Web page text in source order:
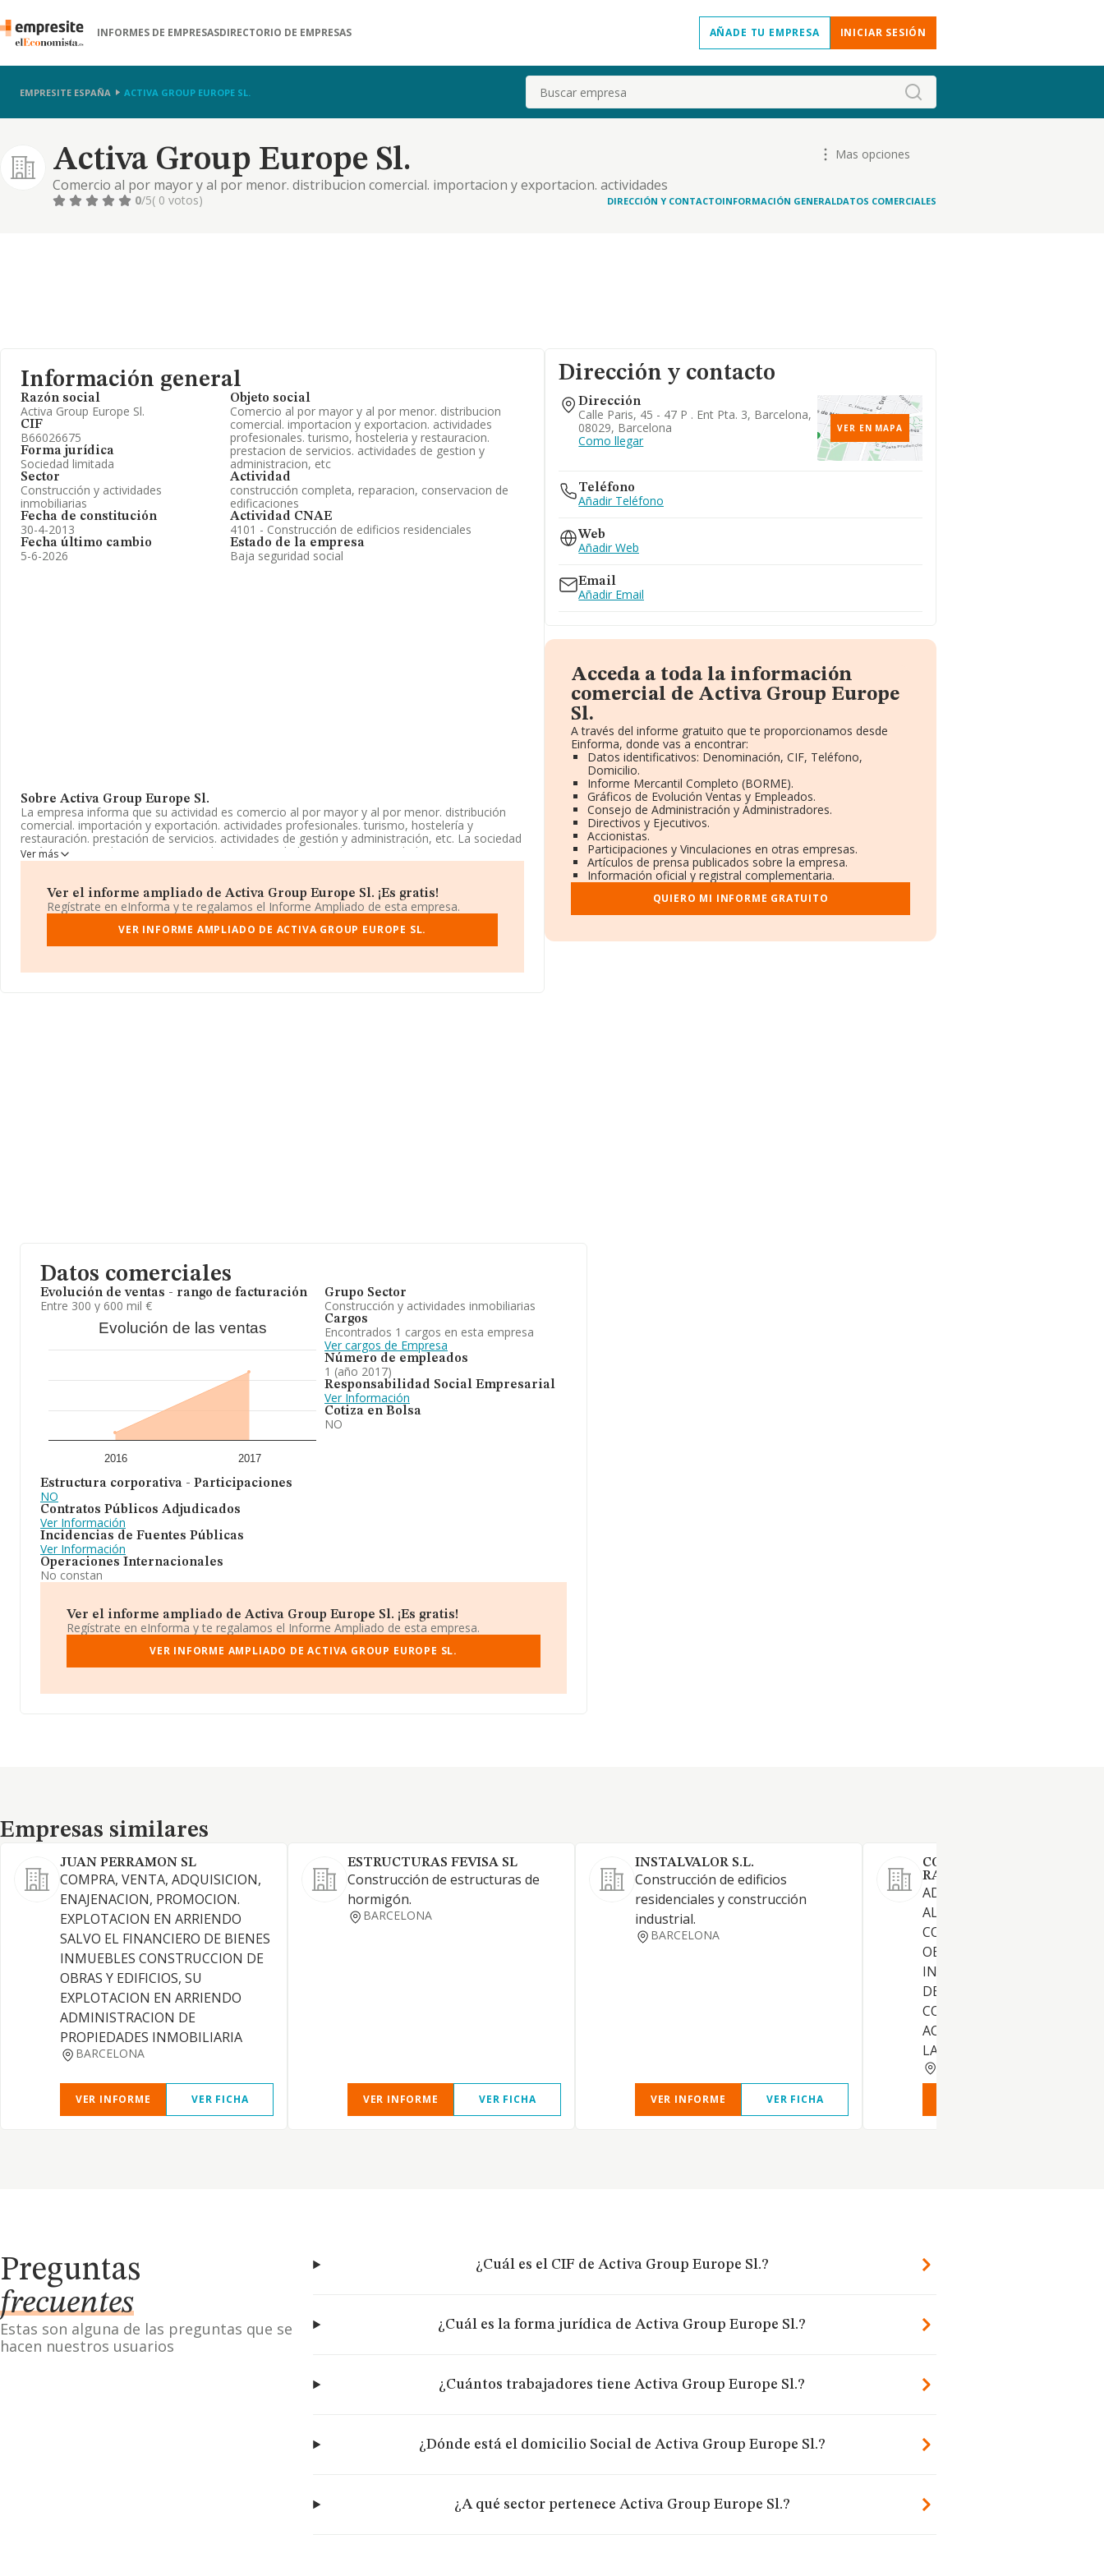
INFORMES DE EMPRESASDIRECTORIO DE EMPRESAS AÑADE TU EMPRESA INICIAR SESIÓN
EMPRESITE ESPAÑA ACTIVA GROUP EUROPE SL. Buscar
Activa Group Europe Sl.
Comercio al por mayor y al por menor. distribucion comercial. importacion y exportacion. actividades
profesionales. turismo, hosteleria y restauracion. prestacion de servicios. actividades de gestion y
Mas opciones
0/5( 0 votos) DIRECCIÓN Y CONTACTOINFORMACIÓN GENERALDATOS COMERCIALES
Información general
Razón social
Activa Group Europe Sl.
CIF
B66026675
Forma jurídica
Sociedad limitada
Sector
Construcción y actividades
inmobiliarias
Fecha de constitución
30-4-2013
Fecha último cambio
5-6-2026
Objeto social
Comercio al por mayor y al por menor. distribucion
comercial. importacion y exportacion. actividades
profesionales. turismo, hosteleria y restauracion.
prestacion de servicios. actividades de gestion y
administracion, etc
Actividad
construcción completa, reparacion, conservacion de
edificaciones
Actividad CNAE
4101 - Construcción de edificios residenciales
Estado de la empresa
Baja seguridad social
Sobre Activa Group Europe Sl.
La empresa informa que su actividad es comercio al por mayor y al por menor. distribución
comercial. importación y exportación. actividades profesionales. turismo, hostelería y
restauración. prestación de servicios. actividades de gestión y administración, etc. La sociedad
está inscrita en el Registro Mercantil como Sociedad Limitada. Su actividad CNAE es '%cnae%'
con código 4101. No realiza actividad de importación y/o exportación.
Teniendo en cuenta la información a disposición de INFORMA, ha contado con un número de
empleados inferior a la media de sector.
La sociedad española Activa Group Europe S.L, con CIF B66026675, se encuentra en Calle
Paris núm. 45 47 P. Ent Pta. 3, (08029), Barcelona, Cataluña.
En base a la información de la que dispone INFORMA sobre 188.948 compañías, a nivel
Ver más
Ver el informe ampliado de Activa Group Europe Sl. ¡Es gratis!
Regístrate en eInforma y te regalamos el Informe Ampliado de esta empresa.
VER INFORME AMPLIADO DE ACTIVA GROUP EUROPE SL.
Dirección y contacto
Dirección
Calle Paris, 45 - 47 P . Ent Pta. 3, Barcelona,
08029, Barcelona
Como llegar
VER EN MAPA
Teléfono
Añadir Teléfono
Web
Añadir Web
Email
Añadir Email
Acceda a toda la información
comercial de Activa Group Europe
Sl.
A través del informe gratuito que te proporcionamos desde
Einforma, donde vas a encontrar:
Datos identificativos: Denominación, CIF, Teléfono,
Domicilio.
Informe Mercantil Completo (BORME).
Gráficos de Evolución Ventas y Empleados.
Consejo de Administración y Administradores.
Directivos y Ejecutivos.
Accionistas.
Participaciones y Vinculaciones en otras empresas.
Artículos de prensa publicados sobre la empresa.
Información oficial y registral complementaria.
QUIERO MI INFORME GRATUITO
Datos comerciales
Evolución de ventas - rango de facturación
Entre 300 y 600 mil €
Evolución de las ventas
2016 2017
Estructura corporativa - Participaciones
NO
Contratos Públicos Adjudicados
Ver Información
Incidencias de Fuentes Públicas
Ver Información
Operaciones Internacionales
No constan
Grupo Sector
Construcción y actividades inmobiliarias
Cargos
Encontrados 1 cargos en esta empresa
Ver cargos de Empresa
Número de empleados
1 (año 2017)
Responsabilidad Social Empresarial
Ver Información
Cotiza en Bolsa
NO
Ver el informe ampliado de Activa Group Europe Sl. ¡Es gratis!
Regístrate en eInforma y te regalamos el Informe Ampliado de esta empresa.
VER INFORME AMPLIADO DE ACTIVA GROUP EUROPE SL.
Empresas similares
Empresas similares
JUAN PERRAMON SL
COMPRA, VENTA, ADQUISICION,
ENAJENACION, PROMOCION.
EXPLOTACION EN ARRIENDO
SALVO EL FINANCIERO DE BIENES
INMUEBLES CONSTRUCCION DE
OBRAS Y EDIFICIOS, SU
EXPLOTACION EN ARRIENDO
ADMINISTRACION DE
PROPIEDADES INMOBILIARIA
BARCELONA
VER INFORME VER FICHA
ESTRUCTURAS FEVISA SL
Construcción de estructuras de
hormigón.
BARCELONA
VER INFORME VER FICHA
INSTALVALOR S.L.
Construcción de edificios
residenciales y construcción
industrial.
BARCELONA
VER INFORME VER FICHA
CONSTRUCCIONES
RAMON MORENO SL
ADQUISICION,
ALQUILER DE FINCAS,
CONTRATACION Y
OBRAS CONSTRUCCION DE
INMUEBLES Y POSTERIOR
DE LAS FINCAS
COMO CUALQUIER OTRA
ACTIVIDAD RELACIONADA
LA ANTERIOR
Preguntas
frecuentes
Estas son alguna de las preguntas que se
hacen nuestros usuarios
¿Cuál es el CIF de Activa Group Europe Sl.?
¿Cuál es la forma jurídica de Activa Group Europe Sl.?
¿Cuántos trabajadores tiene Activa Group Europe Sl.?
¿Dónde está el domicilio Social de Activa Group Europe Sl.?
¿A qué sector pertenece Activa Group Europe Sl.?